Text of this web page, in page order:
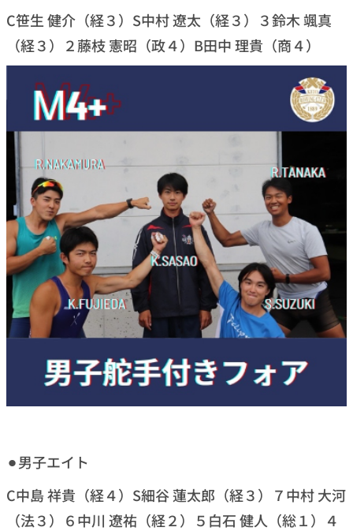
C笹生 健介（経３）S中村 遼太（経３）３鈴木 颯真
（経３）２藤枝 憲昭（政４）B田中 理貴（商４）
⚫︎男子エイト
C中島 祥貴（経４）S細谷 蓮太郎（経３）７中村 大河
（法３）６中川 遼祐（経２）５白石 健人（総１）４